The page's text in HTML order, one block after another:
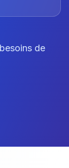
de